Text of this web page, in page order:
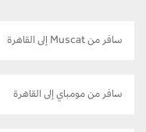
سافر من Muscat إلى القاهرة
سافر من مومباي إلى القاهرة